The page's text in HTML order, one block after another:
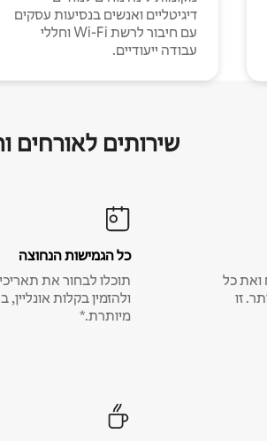
דיגיטליים ואנשים בנסיעות עסקים
עם חיבור לרשת Wi-Fi וחללי
עבודה ייעודיים.
שירותים לאורחים
ואת כל
זו
כל הגמישות הנחוצה
תוכלו לבחור את
ולהזמין בקלות
מיותרת.*